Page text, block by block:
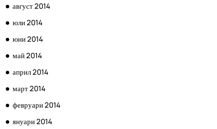
август 2014
юли 2014
юни 2014
май 2014
април 2014
март 2014
февруари 2014
януари 2014